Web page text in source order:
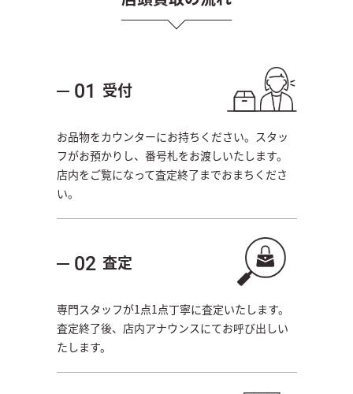
01 受付
お品物をカウンターにお持ちください。スタッ
フがお預かりし、番号札をお渡しいたします。
店内をご覧になって査定終了までおまちくださ
い。
02 査定
専門スタッフが1点1点丁寧に査定いたします。
査定終了後、店内アナウンスにてお呼び出しい
たします。